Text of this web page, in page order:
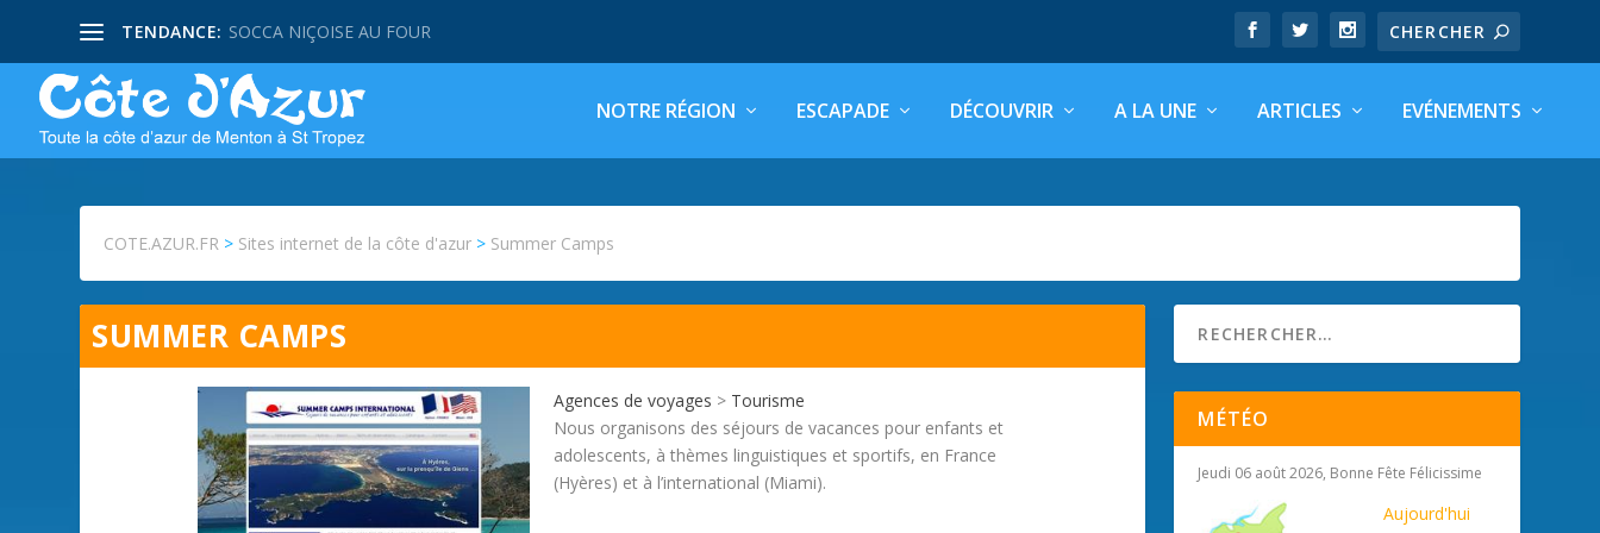
TENDANCE: SOCCA NIÇOISE AU FOUR
NOTRE RÉGION ESCAPADE DÉCOUVRIR A LA UNE ARTICLES EVÉNEMENTS
COTE.AZUR.FR > Sites internet de la côte d'azur > Summer Camps
SUMMER CAMPS
Agences de voyages > Tourisme
Nous organisons des séjours de vacances pour enfants et
adolescents, à thèmes linguistiques et sportifs, en France
(Hyères) et à l’international (Miami).
MÉTÉO
Jeudi 06 août 2026, Bonne Fête Félicissime
Aujourd'hui